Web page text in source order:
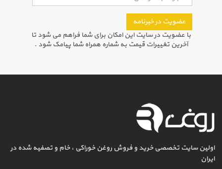
عضویت در خبرنامه
با عضویت در سایت این امکان برای شما فراهم می شود تا
آخرین تغییرات قیمت به شماره همراه شما پیامک شود .
اولین سایت تخصصی خرید و فروش روغن خوراکی ، خام و تصفیه شده در
ایران